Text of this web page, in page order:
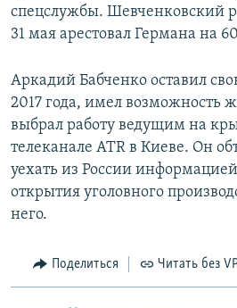
спецслужбы. Шевченковский
31 мая арестовал Германа на
Аркадий Бабченко оставил
2017 года, имел возможность
выбрал работу ведущим на
телеканале ATR в Киеве. Он
уехать из России
открытия уголовного
него.
Поделиться Читать без